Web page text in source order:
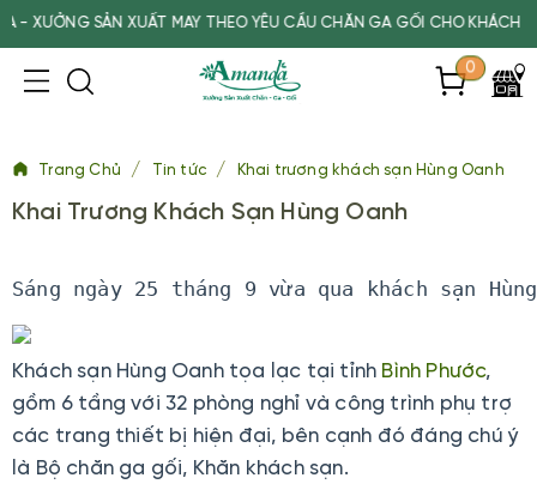
SẢN XUẤT MAY THEO YÊU CẦU CHĂN GA GỐI CHO KHÁCH SẠN,
0
Trang Chủ / Tin tức / Khai trương khách sạn Hùng Oanh
Khai Trương Khách Sạn Hùng Oanh
Sáng ngày 25 tháng 9 vừa qua khách sạn
Khách sạn Hùng Oanh tọa lạc tại tỉnh Bình Phước,
gồm 6 tầng với 32 phòng nghỉ và công trình phụ trợ
các trang thiết bị hiện đại, bên cạnh đó đáng chú ý
là Bộ chăn ga gối, Khăn khách sạn.